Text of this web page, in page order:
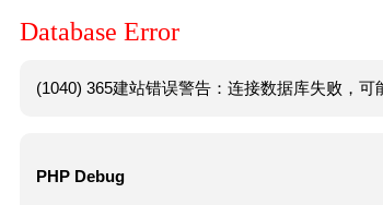
Database Error
(1040) 365建站错误警告：连接数据库失败，
PHP Debug